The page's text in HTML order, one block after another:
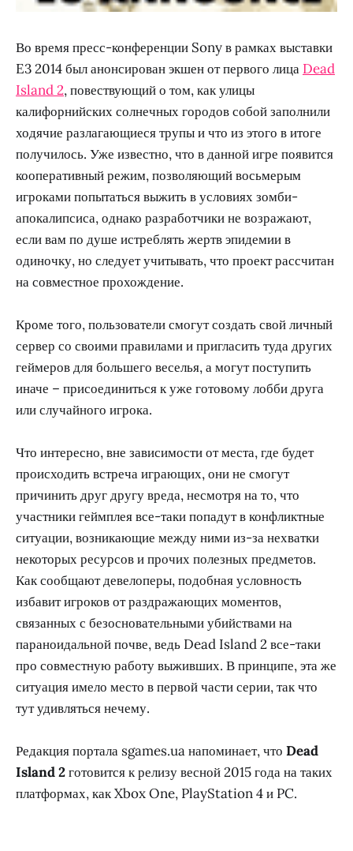
Во время пресс-конференции Sony в рамках выставки
E3 2014 был анонсирован экшен от первого лица Dead
Island 2, повествующий о том, как улицы
калифорнийских солнечных городов собой заполнили
ходячие разлагающиеся трупы и что из этого в итоге
получилось. Уже известно, что в данной игре появится
кооперативный режим, позволяющий восьмерым
игроками попытаться выжить в условиях зомби-
апокалипсиса, однако разработчики не возражают,
если вам по душе истреблять жертв эпидемии в
одиночку, но следует учитывать, что проект рассчитан
на совместное прохождение.
Кроме того, пользователи смогут создать свой личный
сервер со своими правилами и пригласить туда других
геймеров для большего веселья, а могут поступить
иначе – присоединиться к уже готовому лобби друга
или случайного игрока.
Что интересно, вне зависимости от места, где будет
происходить встреча играющих, они не смогут
причинить друг другу вреда, несмотря на то, что
участники геймплея все-таки попадут в конфликтные
ситуации, возникающие между ними из-за нехватки
некоторых ресурсов и прочих полезных предметов.
Как сообщают девелоперы, подобная условность
избавит игроков от раздражающих моментов,
связанных с безосновательными убийствами на
параноидальной почве, ведь Dead Island 2 все-таки
про совместную работу выживших. В принципе, эта же
ситуация имело место в первой части серии, так что
тут удивляться нечему.
Редакция портала sgames.ua напоминает, что Dead
Island 2готовится к релизу весной 2015 года на таких
платформах, как Xbox One, PlayStation 4 и PC.